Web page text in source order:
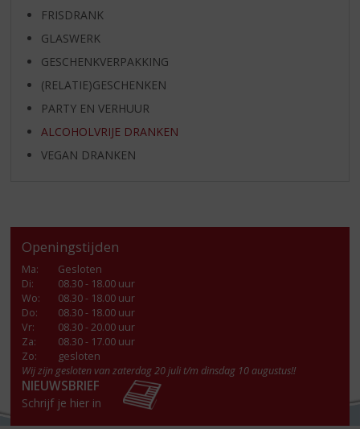
FRISDRANK
GLASWERK
GESCHENKVERPAKKING
(RELATIE)GESCHENKEN
PARTY EN VERHUUR
ALCOHOLVRIJE DRANKEN
VEGAN DRANKEN
Openingstijden
Ma:
Gesloten
Di:
08.30 - 18.00 uur
Wo:
08.30 - 18.00 uur
Do:
08.30 - 18.00 uur
Vr:
08.30 - 20.00 uur
Za:
08.30 - 17.00 uur
Zo:
gesloten
Wij zijn gesloten van zaterdag 20 juli t/m dinsdag 10 augustus!!
NIEUWSBRIEF
Schrijf je hier in